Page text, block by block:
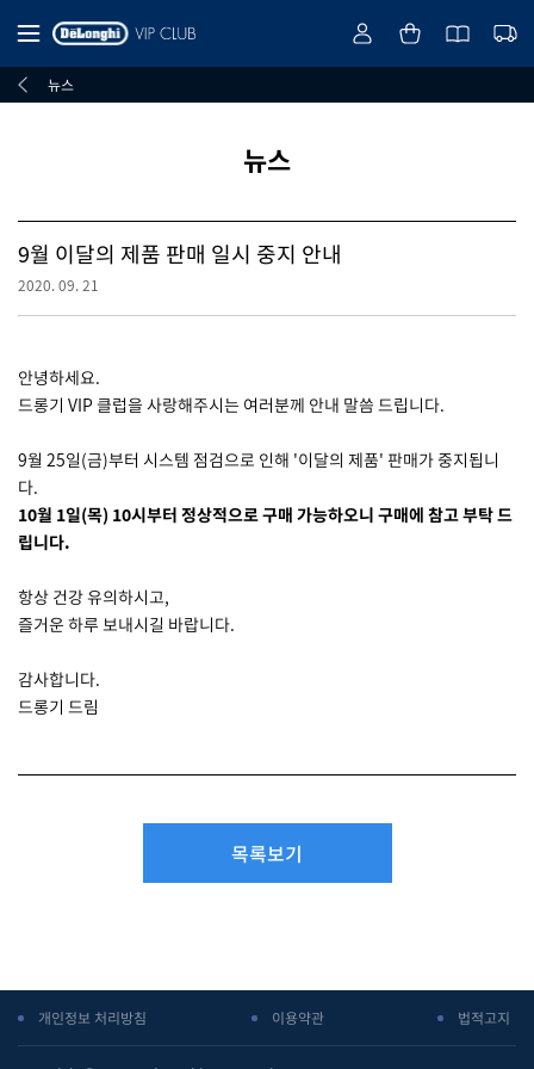
뉴스
뉴스
9월 이달의 제품 판매 일시 중지 안내
2020. 09. 21
안녕하세요.
드롱기 VIP 클럽을 사랑해주시는 여러분께 안내 말씀 드립니다.
9월 25일(금)부터 시스템 점검으로 인해 '이달의 제품' 판매가 중지됩니
다.
10월 1일(목) 10시부터 정상적으로 구매 가능하오니 구매에 참고 부탁 드
립니다.
항상 건강 유의하시고,
즐거운 하루 보내시길 바랍니다.
감사합니다.
드롱기 드림
목록보기
개인정보 처리방침 이용약관 법적고지